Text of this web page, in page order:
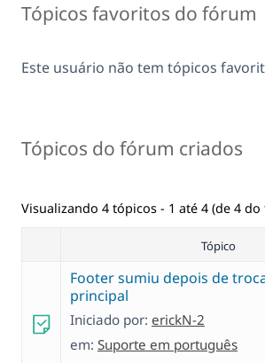
Tópicos favoritos do fórum
Este usuário não tem tópicos
Tópicos do fórum criados
Visualizando 4 tópicos - 1 até 4 (de 4 do
Tópico
Footer sumiu depois de
principal
Iniciado por: erickN-2
em: Suporte em português